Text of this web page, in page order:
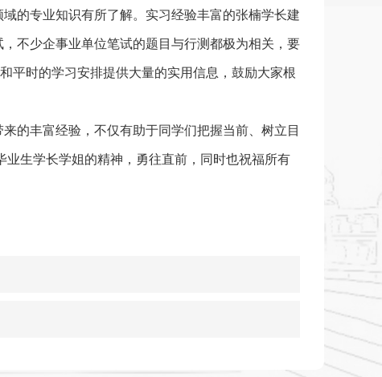
的专业知识有所了解。实习经验丰富的张楠学长建
不少企事业单位笔试的题目与行测都极为相关，要
平时的学习安排提供大量的实用信息，鼓励大家根
的丰富经验，不仅有助于同学们把握当前、树立目
生学长学姐的精神，勇往直前，同时也祝福所有